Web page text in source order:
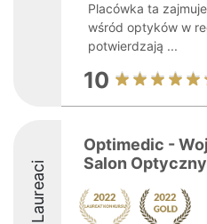
Placówka ta
wśród optyków w
potwierdzają ...
10
Laureaci
Optimedic -
Salon Optyczny